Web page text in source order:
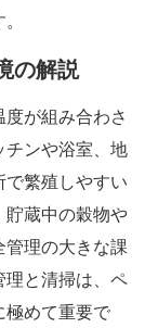
の解説
が組み合わさ
チンや浴室、地
で繁殖しやすい
貯蔵中の穀物や
管理の大きな課
理と清掃は、ペ
極めて重要で